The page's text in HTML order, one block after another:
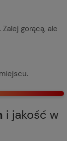
gorącą, ale
i jakość w